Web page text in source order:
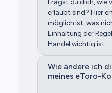
Fragst du dich, wie
erlaubt sind? Hier
möglich ist, was
Einhaltung der
Handel wichtig ist.
Wie ändere ich
meines eToro-